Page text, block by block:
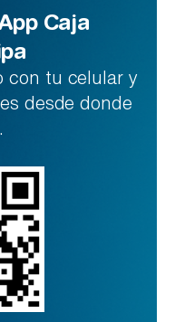
Caja
con tu celular y
desde donde